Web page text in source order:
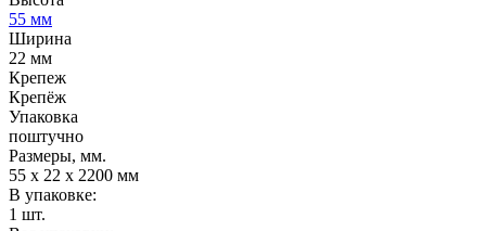
55 мм
Ширина
22 мм
Крепеж
Крепёж
Упаковка
поштучно
Размеры, мм.
55 х 22 х 2200 мм
В упаковке:
1 шт.